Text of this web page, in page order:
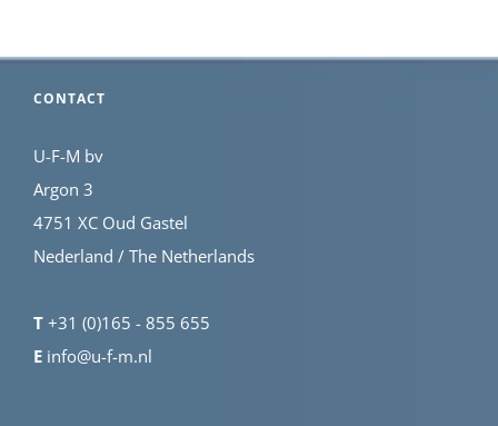
CONTACT
U-F-M bv
Argon 3
4751 XC Oud Gastel
Nederland / The Netherlands
T +31 (0)165 - 855 655
E info@u-f-m.nl